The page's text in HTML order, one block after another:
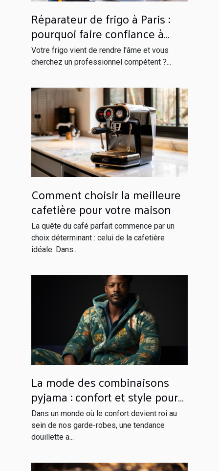
Réparateur de frigo à Paris :
pourquoi faire confiance à
Globals Services ?
Votre frigo vient de rendre l'âme et vous
cherchez un professionnel compétent ?...
Comment choisir la meilleure
cafetière pour votre maison
La quête du café parfait commence par un
choix déterminant : celui de la cafetière
idéale. Dans...
La mode des combinaisons
pyjama : confort et style pour
rester à la maison
Dans un monde où le confort devient roi au
sein de nos garde-robes, une tendance
douillette a...